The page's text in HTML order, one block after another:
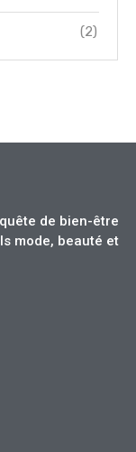
(2)
de bien-être
mode, beauté et